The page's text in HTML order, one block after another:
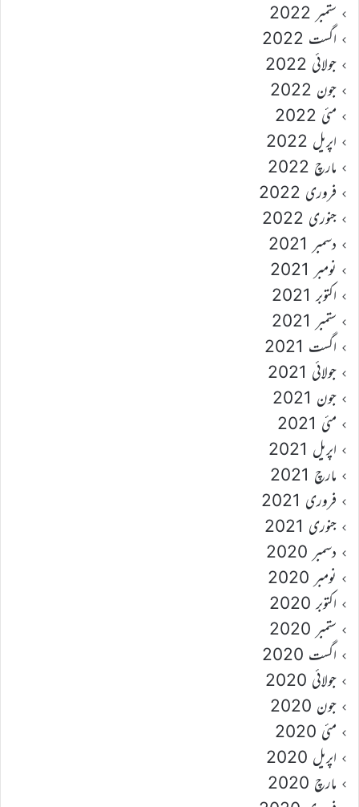
ستمبر 2022
اگست 2022
جولائی 2022
جون 2022
مئی 2022
اپریل 2022
مارچ 2022
فروری 2022
جنوری 2022
دسمبر 2021
نومبر 2021
اکتوبر 2021
ستمبر 2021
اگست 2021
جولائی 2021
جون 2021
مئی 2021
اپریل 2021
مارچ 2021
فروری 2021
جنوری 2021
دسمبر 2020
نومبر 2020
اکتوبر 2020
ستمبر 2020
اگست 2020
جولائی 2020
جون 2020
مئی 2020
اپریل 2020
مارچ 2020